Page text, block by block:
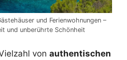
und Ferienwohnungen –
und unberührte Schönheit
von authentischen